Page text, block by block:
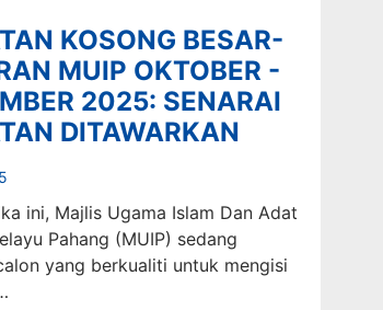
KOSONG BESAR-
MUIP OKTOBER -
2025: SENARAI
DITAWARKAN
ini, Majlis Ugama Islam Dan Adat
Pahang (MUIP) sedang
yang berkualiti untuk mengisi